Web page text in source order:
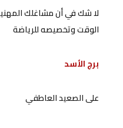
لا شك في أن مشاغلك
الوقت وتخصيصه للرياضة
برج الأسد
على الصعيد العاطفي